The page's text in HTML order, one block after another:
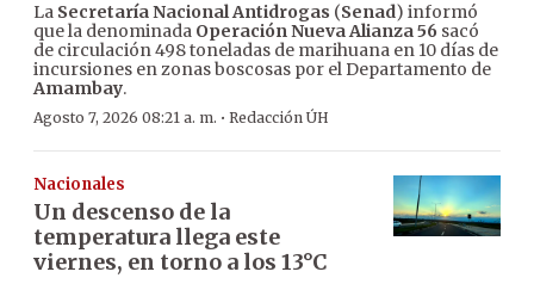
La Secretaría Nacional Antidrogas (Senad) informó
que la denominada Operación Nueva Alianza 56 sacó
de circulación 498 toneladas de marihuana en 10 días de
incursiones en zonas boscosas por el Departamento de
Amambay.
Agosto 7, 2026 08:21 a. m. · Redacción ÚH
Nacionales
Un descenso de la
temperatura llega este
viernes, en torno a los 13°C